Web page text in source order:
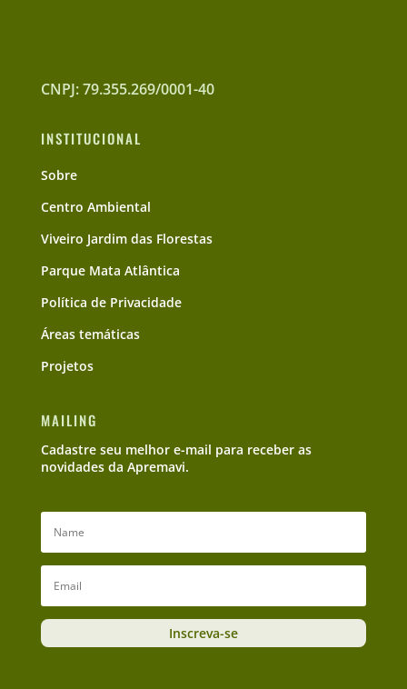
CNPJ: 79.355.269/0001-40
INSTITUCIONAL
Sobre
Centro Ambiental
Viveiro Jardim das Florestas
Parque Mata Atlântica
Política de Privacidade
Áreas temáticas
Projetos
MAILING
Cadastre seu melhor e-mail para receber as
novidades da Apremavi.
Inscreva-se